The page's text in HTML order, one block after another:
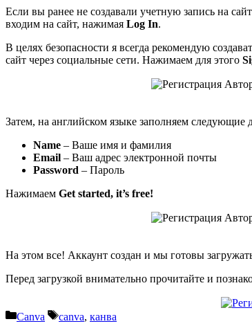
Если вы ранее не создавали учетную запись на
входим на сайт, нажимая Log In.
В целях безопасности я всегда рекомендую
сайт через социальные сети. Нажимаем для этого
Затем, на английском языке заполняем следующие
Name – Ваше имя и фамилия
Email – Ваш адрес электронной почты
Password – Пароль
Нажимаем Get started, it’s free!
На этом все! Аккаунт создан и мы готовы
Перед загрузкой внимательно прочитайте и
Рубрики
Canva Метки
canva, канва